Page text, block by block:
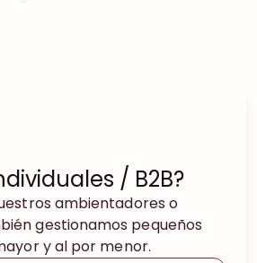
/ B2B?
ambientadores o
gestionamos pequeños
y al por menor.